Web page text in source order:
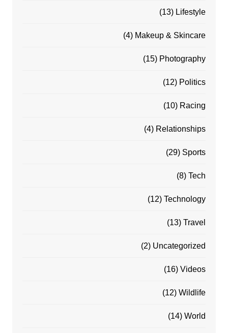
Lifestyle
(13)
Makeup & Skincare
(4)
Photography
(15)
Politics
(12)
Racing
(10)
Relationships
(4)
Sports
(29)
Tech
(8)
Technology
(12)
Travel
(13)
Uncategorized
(2)
Videos
(16)
Wildlife
(12)
World
(14)